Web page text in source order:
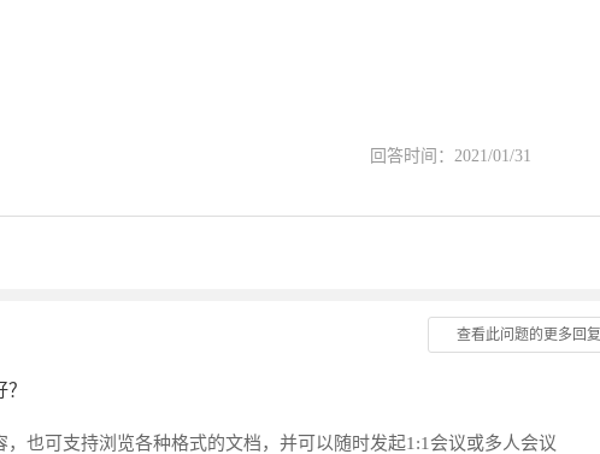
回答时间：2021/01/31
查看此问题的更多回复
，也可支持浏览各种格式的文档，并可以随时发起1:1会议或多人会议